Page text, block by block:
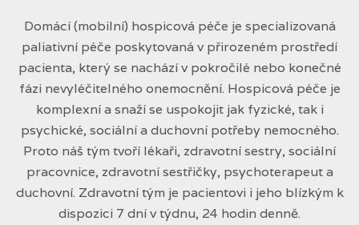
Domácí (mobilní) hospicová péče je specializovaná
paliativní péče poskytovaná v přirozeném prostředí
pacienta, který se nachází v pokročilé nebo konečné
fázi nevyléčitelného onemocnění. Hospicová péče je
komplexní a snaží se uspokojit jak fyzické, tak i
psychické, sociální a duchovní potřeby nemocného.
Proto náš tým tvoří lékaři, zdravotní sestry, sociální
pracovnice, zdravotní sestřičky, psychoterapeut a
duchovní. Zdravotní tým je pacientovi i jeho blízkým k
dispozici 7 dní v týdnu, 24 hodin denně.